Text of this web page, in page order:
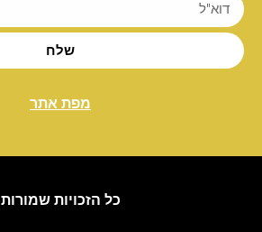
שלח
מפת אתר
כל הזכויות שמורות